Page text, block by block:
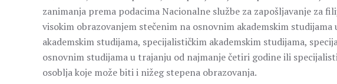
zanimanja prema podacima Nacionalne službe za zapošljavanje za
visokim obrazovanjem stečenim na osnovnim akademskim
akademskim studijama, specijalističkim akademskim studijama,
osnovnim studijama u trajanju od najmanje četiri godine ili
osoblja koje može biti i nižeg stepena obrazovanja.